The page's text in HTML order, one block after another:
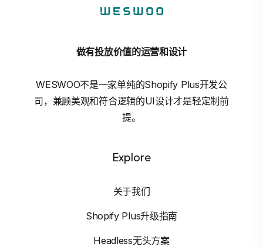
做有投放价值的运营和设计
WESWOO不是一家单纯的Shopify Plus开发公
司，兼顾美观和符合逻辑的UI设计才是轻定制前
提。
Explore
关于我们
Shopify Plus升级指南
Headless无头方案